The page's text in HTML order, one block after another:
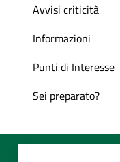
Avvisi criticità
Informazioni
Punti di Interesse
Sei preparato?